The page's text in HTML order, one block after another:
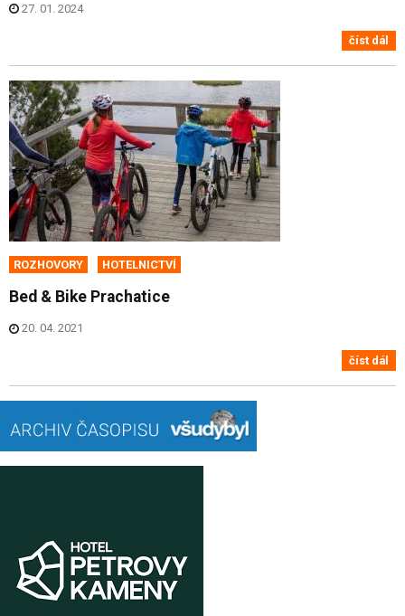
27. 01. 2024
číst dál
ROZHOVORY HOTELNICTVÍ
Bed & Bike Prachatice
20. 04. 2021
číst dál